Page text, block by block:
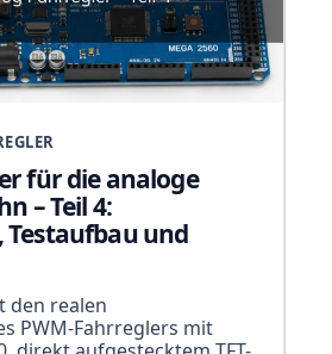
für die analoge
– Teil 4:
und
den realen
PWM-Fahrreglers mit